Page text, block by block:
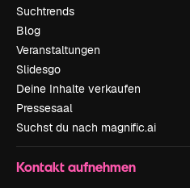
Suchtrends
Blog
Veranstaltungen
Slidesgo
Deine Inhalte verkaufen
Pressesaal
Suchst du nach magnific.ai
Kontakt aufnehmen